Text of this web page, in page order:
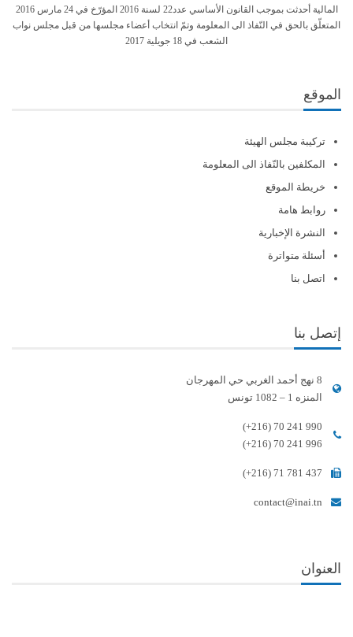
المالية أحدثت بموجب القانون الأساسي عدد22 لسنة 2016 المؤرّخ في 24 مارس 2016
المتعلّق بالحق في النّفاذ الى المعلومة وتمّ انتخاب أعضاء مجلسها من قبل مجلس نواب
الشعب في 18 جويلية 2017
الموقع
تركيبة مجلس الهيئة
المكلفين بالنّفاذ الى المعلومة
خريطة الموقع
روابط هامة
النشرة الإخبارية
أسئلة متواترة
اتصل بنا
إتصل بنا
8 نهج أحمد الغربي حي المهرجان
المنزه 1 – 1082 تونس
(+216) 70 241 990
(+216) 70 241 996
(+216) 71 781 437
contact@inai.tn
العنوان